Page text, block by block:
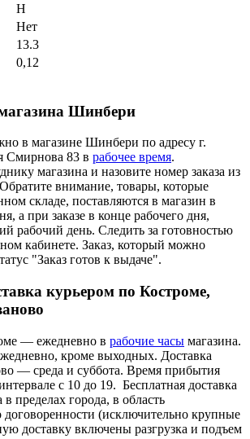
H
Нет
13.3
0,12
Шинбери
в магазине Шинбери по адресу г.
Смирнова 83 в рабочее время.
магазина и назовите номер заказа из
внимание, товары, которые
складе, поставляются в магазин в
а при заказе в конце рабочего дня,
рабочий день. Следить за готовностью
кабинете. Заказ, который можно
"Заказ готов к выдаче".
курьером по Костроме,
— ежедневно в рабочие часы магазина.
кроме выходных. Доставка
— среда и суббота. Время прибытия
с 10 до 19. Бесплатная доставка
пределах города, в область
договоренности (исключительно крупные
доставку включены разгрузка и подъем